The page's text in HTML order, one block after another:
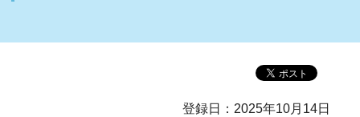
登録日：2025年10月14日